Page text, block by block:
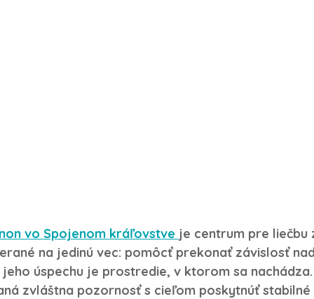
vo Spojenom kráľovstve je centrum pre
na jedinú vec: pomôcť prekonať závislosť
úspechu je prostredie, v ktorom sa
zvláštna pozornosť s cieľom poskytnúť